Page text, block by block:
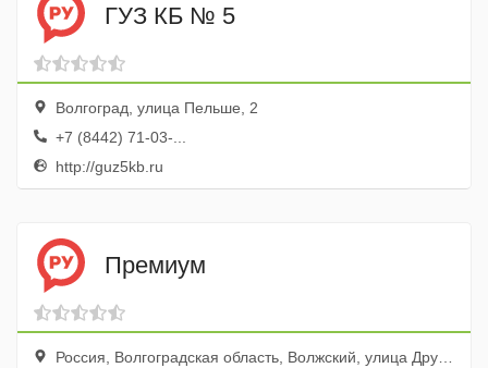
ГУЗ КБ № 5
Волгоград, улица Пельше, 2
+7 (8442) 71-03-...
http://guz5kb.ru
Премиум
Россия, Волгоградская область, Волжский, улица Дружбы, 107